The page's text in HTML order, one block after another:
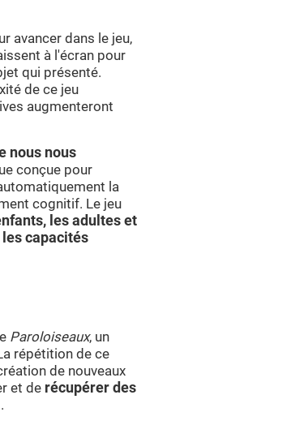
avancer dans le jeu,
à l'écran pour
qui présenté.
de ce jeu
augmenteront
nous nous
conçue pour
la
cognitif. Le jeu
les adultes et
capacités
Paroloiseaux, un
répétition de ce
de nouveaux
et de récupérer des
.